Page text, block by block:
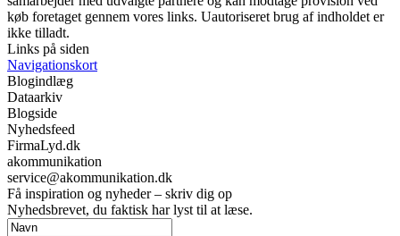
køb foretaget gennem vores links. Uautoriseret brug af indholdet er
ikke tilladt.
Links på siden
Navigationskort
Blogindlæg
Dataarkiv
Blogside
Nyhedsfeed
FirmaLyd.dk
akommunikation
service@akommunikation.dk
Få inspiration og nyheder – skriv dig op
Nyhedsbrevet, du faktisk har lyst til at læse.